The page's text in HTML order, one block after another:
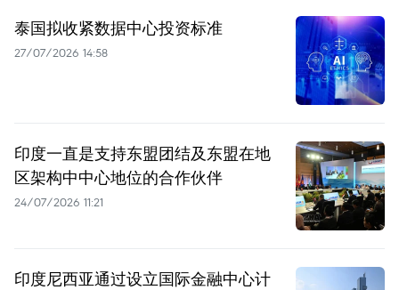
泰国拟收紧数据中心投资标准
27/07/2026 14:58
印度一直是支持东盟团结及东盟在地
区架构中中心地位的合作伙伴
24/07/2026 11:21
印度尼西亚通过设立国际金融中心计